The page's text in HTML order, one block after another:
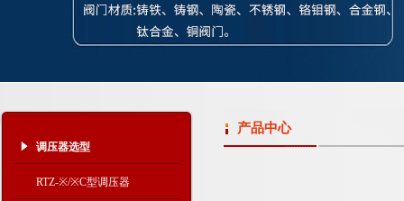
调压器选型
RTZ-※/※C型调压器
产品中心